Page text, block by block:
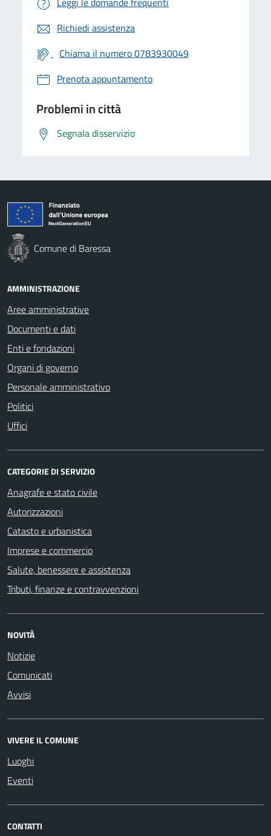
Richiedi assistenza
Chiama il numero 0783930049
Prenota appuntamento
Problemi in città
Segnala disservizio
Comune di Baressa
AMMINISTRAZIONE
Aree amministrative
Documenti e dati
Enti e fondazioni
Organi di governo
Personale amministrativo
Politici
Uffici
CATEGORIE DI SERVIZIO
Anagrafe e stato civile
Autorizzazioni
Catasto e urbanistica
Imprese e commercio
Salute, benessere e assistenza
Tributi, finanze e contravvenzioni
NOVITÀ
Notizie
Comunicati
Avvisi
VIVERE IL COMUNE
Luoghi
Eventi
CONTATTI